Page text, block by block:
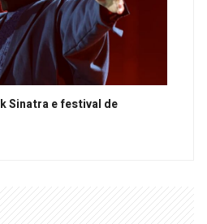
Sinatra e festival de